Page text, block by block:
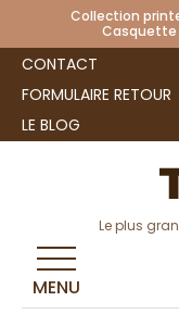
Collection
CONTACT
FORMULAIRE RETOUR
LE BLOG
Le plus
MENU